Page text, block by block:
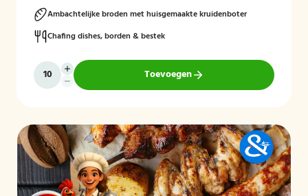
Ambachtelijke broden met huisgemaakte kruidenboter
Chafing dishes, borden & bestek
Toevoegen